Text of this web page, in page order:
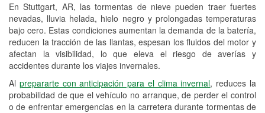
En Stuttgart, AR, las tormentas de nieve pueden traer fuertes
nevadas, lluvia helada, hielo negro y prolongadas temperaturas
bajo cero. Estas condiciones aumentan la demanda de la batería,
reducen la tracción de las llantas, espesan los fluidos del motor y
afectan la visibilidad, lo que eleva el riesgo de averías y
accidentes durante los viajes invernales.
Al prepararte con anticipación para el clima invernal, reduces la
probabilidad de que el vehículo no arranque, de perder el control
o de enfrentar emergencias en la carretera durante tormentas de
Programa de Préstamo de
Herramientas
Mezcla de pinturas
Rectificación de tambores y discos de
freno
Mangueras hidráulicas a la medida